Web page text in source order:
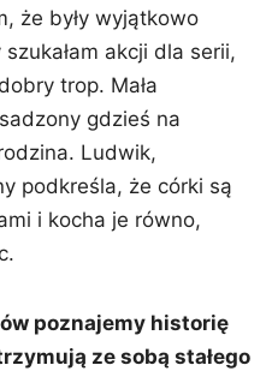
że były wyjątkowo
akcji dla serii,
trop. Mała
gdzieś na
Ludwik,
podkreśla, że córki są
i kocha je równo,
poznajemy historię
ze sobą stałego